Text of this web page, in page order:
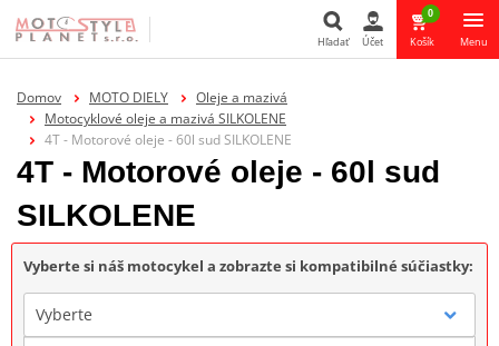
Hľadať Účet
0
Košík Menu
Domov MOTO DIELY
Oleje a mazivá
Motocyklové oleje a mazivá SILKOLENE
4T - Motorové oleje - 60l sud SILKOLENE
4T - Motorové oleje - 60l sud
SILKOLENE
Vyberte si náš motocykel a zobrazte si kompatibilné súčiastky:
Vyberte